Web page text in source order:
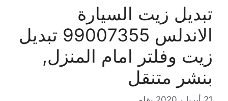
تبديل زيت السيارة
الاندلس 99007355 تبديل
زيت وفلتر امام المنزل,
بنشر متنقل